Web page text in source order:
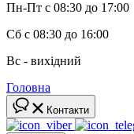
Пн-Пт с 08:30 до 17:00
Сб с 08:30 до 16:00
Вс - вихідний
Головна
Контакти